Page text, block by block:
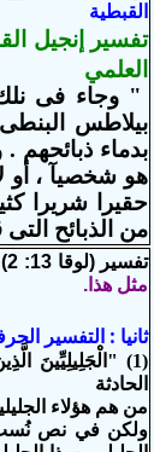
القبطية
تفسير إنجيل
العلمي
" وجاء فى نلك
بيلاطس
بدماء ذبائحهم
هو شخصيآ ، أو
حقيرا شريرا
من الذبائح
تفسير (لوقا 13: 2)
مثل هذا.
ثانيا : التفسير
(1) "الْجَلِيلِيِّينَ
الحادثة
من هم هؤلاء